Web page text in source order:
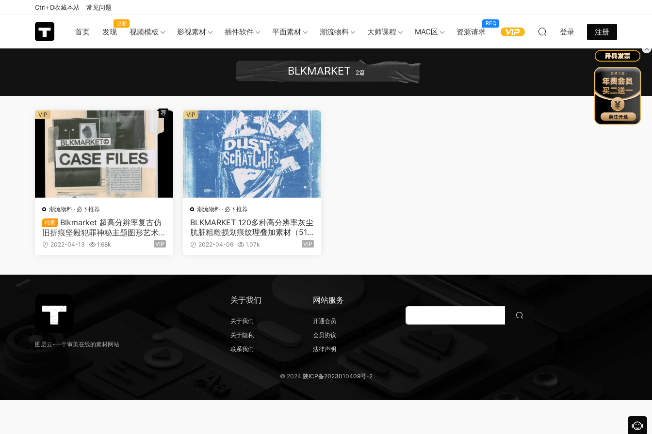
首页 发现
更新
视频模板 影视素材 插件软件 平面素材 潮流物料 大师课程 MAC区 资源请求
REQ
登录 注册
Ctrl+D收藏本站 常见问题
BLKMARKET 2篇
潮流物料 · 必下推荐
独家
Blkmarket 超高分辨率复古仿
旧折痕坚毅犯罪神秘主题图形艺术
纹理设计资源包 Case Files（520
2022-04-13 1.68k VIP
VIP 荐
潮流物料 · 必下推荐
BLKMARKET 120多种高分辨率灰尘
肮脏粗糙损划痕纹理叠加素材（515
6）2022-04-06 1.07k VIP
VIP
图层云-一个审美在线的素材网站
关于我们
关于我们
关于隐私
联系我们
网站服务
开通会员
会员协议
法律声明
© 2024 陕ICP备2023010409号-2